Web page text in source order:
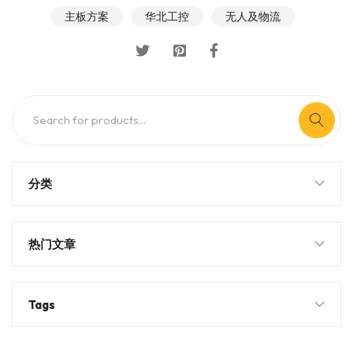
主板方案 华北工控 无人及物流
分类
热门文章
Tags